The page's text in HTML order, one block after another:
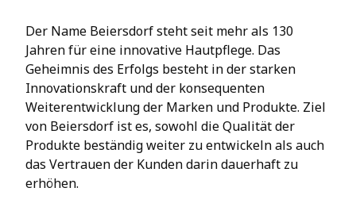
Der Name Beiersdorf steht seit mehr als 130
Jahren für eine innovative Hautpflege. Das
Geheimnis des Erfolgs besteht in der starken
Innovationskraft und der konsequenten
Weiterentwicklung der Marken und Produkte. Ziel
von Beiersdorf ist es, sowohl die Qualität der
Produkte beständig weiter zu entwickeln als auch
das Vertrauen der Kunden darin dauerhaft zu
erhöhen.